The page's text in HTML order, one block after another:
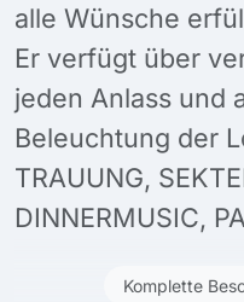
alle Wünsche
Er verfügt über
jeden Anlass und
Beleuchtung der
TRAUUNG,
DINNERMUSIC,
Komplette